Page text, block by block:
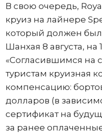
В свою очередь,
круиз на лайнере
который должен был
Шанхая 8 августа, на
«Согласившимся на
туристам круизная
компенсацию:
долларов (в
сертификат на
за ранее